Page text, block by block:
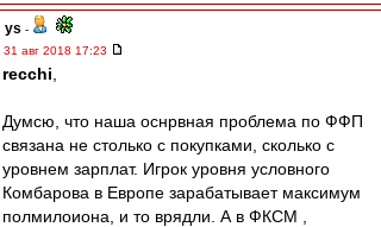
ys -
31 авг 2018 17:23
recchi
Думсю, что наша оснрвная проблема по ФФП
связана не столько с покупками, сколько с
уровнем зарплат. Игрок уровня условного
Комбарова в Европе зарабатывает максимум
полмилоиона, и то врядли. А в ФКСМ ,